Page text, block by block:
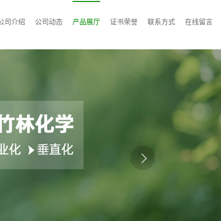
司介绍 公司动态 产品展厅 证书荣誉 联系方式 在线留言